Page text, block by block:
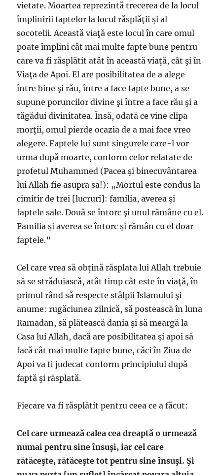
vietate. Moartea reprezintă trecerea de la locul
împlinirii faptelor la locul răsplăţii şi al
socotelii. Această viaţă este locul în care omul
poate împlini cât mai multe fapte bune pentru
care va fi răsplătit atât în această viaţă, cât şi în
Viaţa de Apoi. El are posibilitatea de a alege
între bine şi rău, între a face fapte bune, a se
supune poruncilor divine şi între a face rău şi a
tăgădui divinitatea. Însă, odată ce vine clipa
morţii, omul pierde ocazia de a mai face vreo
alegere. Faptele lui sunt singurele care-l vor
urma după moarte, conform celor relatate de
profetul Muhammed (Pacea şi binecuvântarea
lui Allah fie asupra sa!): „Mortul este condus la
cimitir de trei [lucruri]: familia, averea şi
faptele sale. Două se întorc şi unul rămâne cu el.
Familia şi averea se întorc şi rămân cu el doar
faptele.”
Cel care vrea să obţină răsplata lui Allah trebuie
să se străduiască, atât timp cât este în viaţă, în
primul rând să respecte stâlpii Islamului şi
anume: rugăciunea zilnică, să postească în luna
Ramadan, să plătească dania şi să meargă la
Casa lui Allah, dacă are posibilitatea şi apoi să
facă cât mai multe fapte bune, căci în Ziua de
Apoi va fi judecat conform principiului după
faptă şi răsplată.
Fiecare va fi răsplătit pentru ceea ce a făcut:
Cel care urmează calea cea dreaptă o urmează
numai pentru sine însuşi, iar cel care
rătăceşte, rătăceşte tot pentru sine însuşi. Şi